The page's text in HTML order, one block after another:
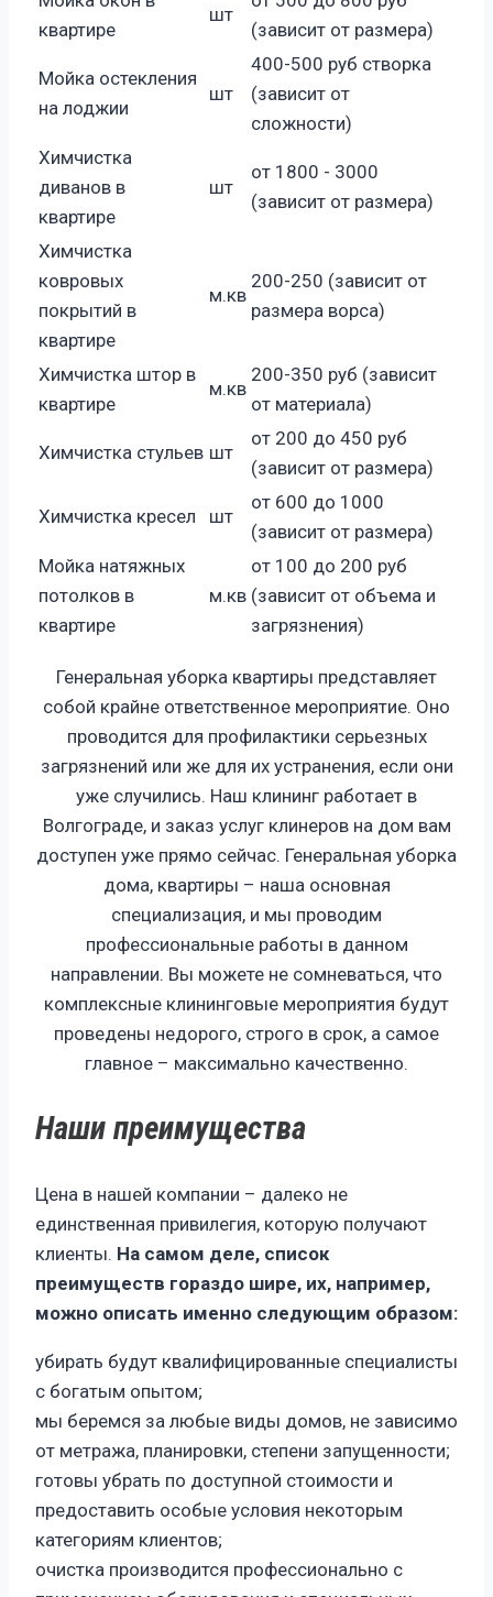
квартире
шт
(зависит от размера)
Мойка остекления
на лоджии
шт
400-500 руб створка
(зависит от
сложности)
Химчистка
диванов в
квартире
шт
от 1800 - 3000
(зависит от размера)
Химчистка
ковровых
покрытий в
квартире
м.кв
200-250 (зависит от
размера ворса)
Химчистка штор в
квартире
м.кв
200-350 руб (зависит
от материала)
Химчистка стульев шт
от 200 до 450 руб
(зависит от размера)
Химчистка кресел шт
от 600 до 1000
(зависит от размера)
Мойка натяжных
потолков в
квартире
м.кв
от 100 до 200 руб
(зависит от объема и
загрязнения)
Генеральная уборка квартиры представляет
собой крайне ответственное мероприятие. Оно
проводится для профилактики серьезных
загрязнений или же для их устранения, если они
уже случились. Наш клининг работает в
Волгограде, и заказ услуг клинеров на дом вам
доступен уже прямо сейчас. Генеральная уборка
дома, квартиры – наша основная
специализация, и мы проводим
профессиональные работы в данном
направлении. Вы можете не сомневаться, что
комплексные клининговые мероприятия будут
проведены недорого, строго в срок, а самое
главное – максимально качественно.
Наши преимущества
Цена в нашей компании – далеко не
единственная привилегия, которую получают
клиенты. На самом деле, список
преимуществ гораздо шире, их, например,
можно описать именно следующим образом:
убирать будут квалифицированные специалисты
с богатым опытом;
мы беремся за любые виды домов, не зависимо
от метража, планировки, степени запущенности;
готовы убрать по доступной стоимости и
предоставить особые условия некоторым
категориям клиентов;
очистка производится профессионально с